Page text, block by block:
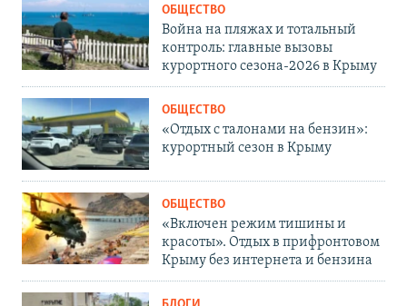
ОБЩЕСТВО
Война на пляжах и тотальный
контроль: главные вызовы
курортного сезона-2026 в Крыму
ОБЩЕСТВО
«Отдых с талонами на бензин»:
курортный сезон в Крыму
ОБЩЕСТВО
«Включен режим тишины и
красоты». Отдых в прифронтовом
Крыму без интернета и бензина